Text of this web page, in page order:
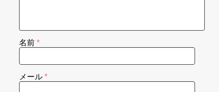
名前 *
メール *